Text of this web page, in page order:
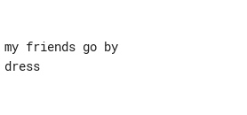
friends go by